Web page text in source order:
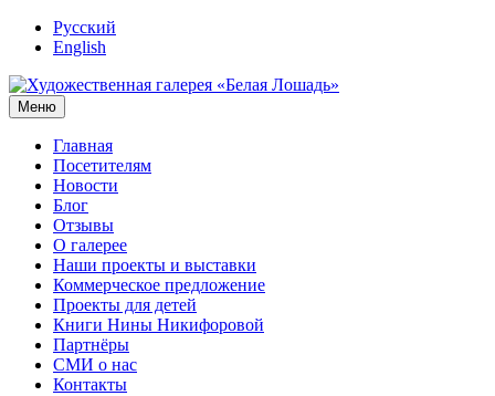
Русский
English
Меню
Главная
Посетителям
Новости
Блог
Отзывы
О галерее
Наши проекты и выставки
Коммерческое предложение
Проекты для детей
Книги Нины Никифоровой
Партнёры
СМИ о нас
Контакты